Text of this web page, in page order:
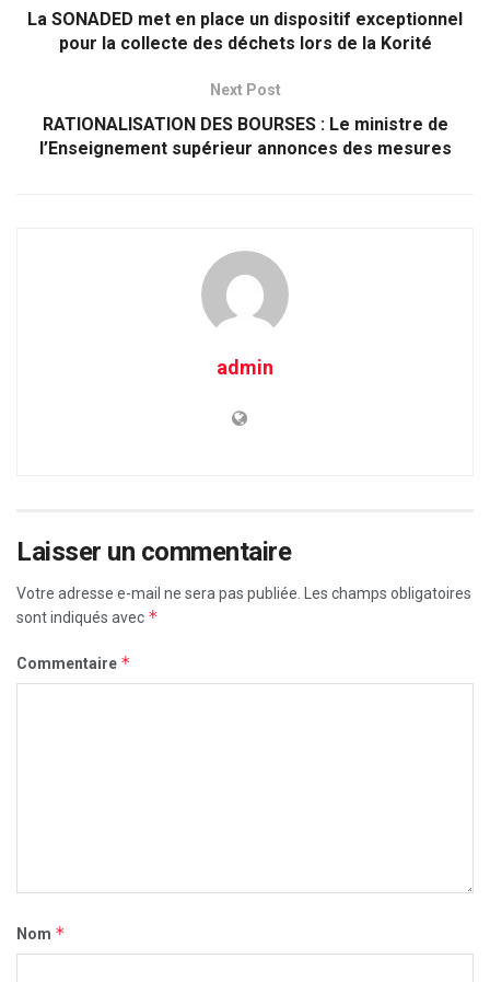
La SONADED met en place un dispositif exceptionnel
pour la collecte des déchets lors de la Korité
Next Post
RATIONALISATION DES BOURSES : Le ministre de
l’Enseignement supérieur annonces des mesures
admin
Laisser un commentaire
Votre adresse e-mail ne sera pas publiée.
Les champs obligatoires
sont indiqués avec *
Commentaire *
Nom *